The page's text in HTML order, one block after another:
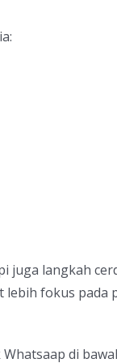
juga langkah
fokus pada
di